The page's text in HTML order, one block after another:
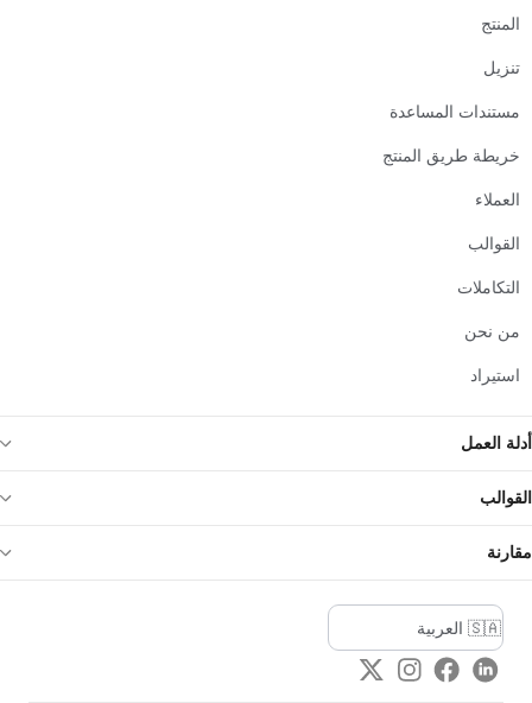
المنتج
تنزيل
مستندات المساعدة
خريطة طريق المنتج
العملاء
القوالب
التكاملات
من نحن
استيراد
أدلة العمل
القوالب
مقارنة
LinkedIn
Facebook
Instagram
Twitter